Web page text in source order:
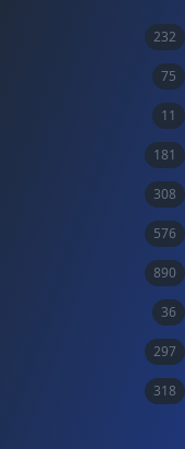
232
75
11
181
308
576
890
36
297
318